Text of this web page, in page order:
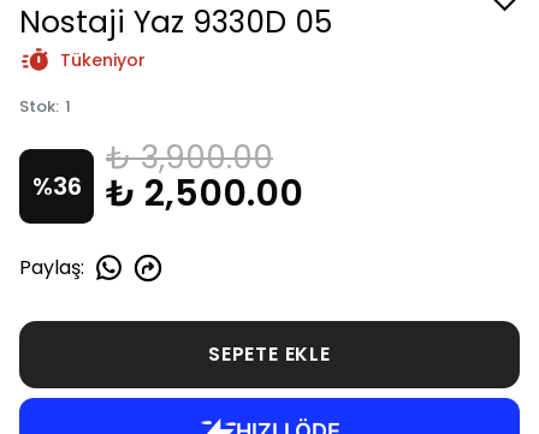
Nostaji Yaz 9330D 05
Tükeniyor
Stok: 1
%36
₺ 3,900.00
₺ 2,500.00
Paylaş:
SEPETE EKLE